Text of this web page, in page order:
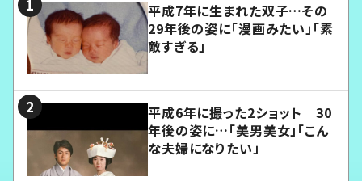
平成7年に生まれた双子…その
29年後の姿に「漫画みたい」「素
敵すぎる」
平成6年に撮った2ショット 30
年後の姿に…「美男美女」「こん
な夫婦になりたい」